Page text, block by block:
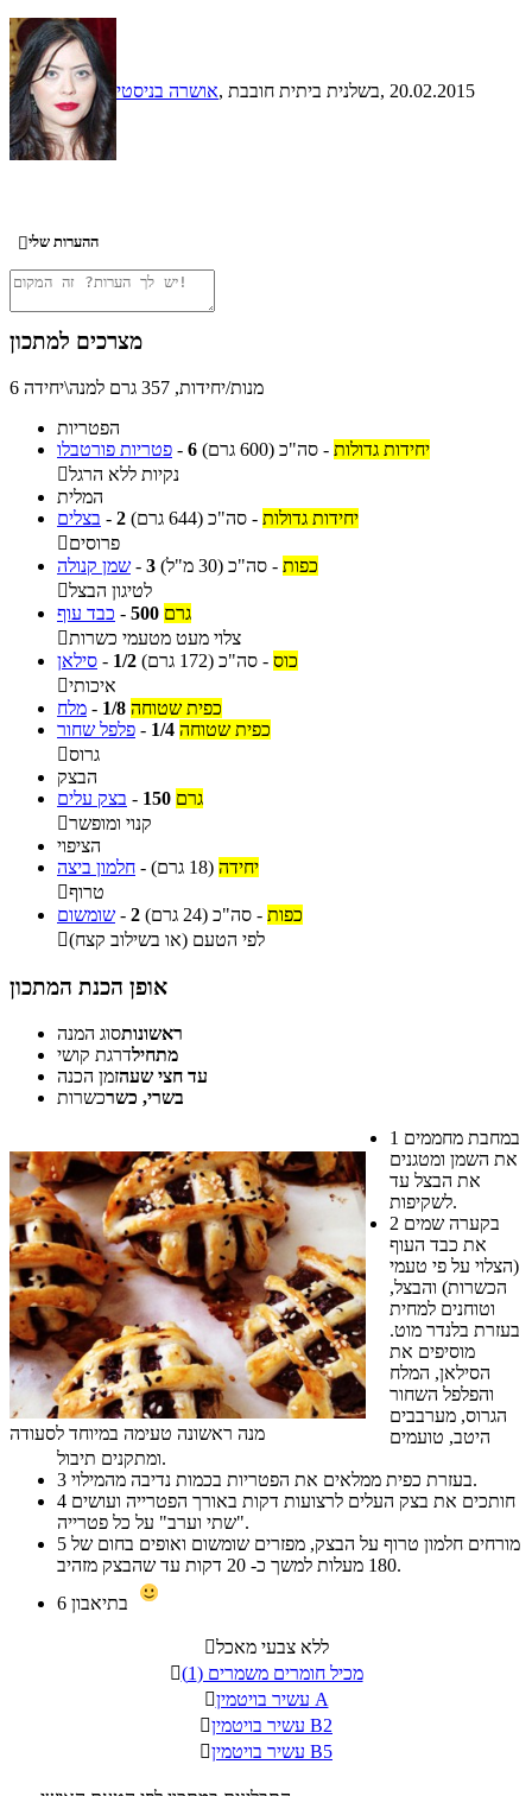
אושרה בניסטי , בשלנית ביתית חובבת, 20.02.2015
ההערות שלי
מצרכים למתכון
6 מנות/יחידות, 357 גרם למנה\יחידה
הפטריות
פטריות פורטבלו - 6 יחידות גדולות - סה"כ (600 גרם)
נקיות ללא הרגל
המלית
בצלים - 2 יחידות גדולות - סה"כ (644 גרם)
פרוסים
שמן קנולה - 3 כפות - סה"כ (30 מ"ל)
לטיגון הבצל
כבד עוף - 500 גרם
צלוי מעט מטעמי כשרות
סילאן - 1/2 כוס - סה"כ (172 גרם)
איכותי
מלח - 1/8 כפית שטוחה
פלפל שחור - 1/4 כפית שטוחה
גרוס
הבצק
בצק עלים - 150 גרם
קנוי ומופשר
הציפוי
חלמון ביצה - יחידה (18 גרם)
טרוף
שומשום - 2 כפות - סה"כ (24 גרם)
לפי הטעם (או בשילוב קצח)
אופן הכנת המתכון
ראשונותסוג המנה
מתחילדרגת קושי
עד חצי שעהזמן הכנה
בשרי, כשרכשרות
מנה ראשונה טעימה במיוחד לסעודה
1
את השמן ומטגנים
את הבצל עד
לשקיפות.
2
את כבד העוף
(הצלוי על פי טעמי
הכשרות) והבצל,
וטוחנים למחית
בעזרת בלנדר מוט.
מוסיפים את
הסילאן, המלח
והפלפל השחור
הגרוס, מערבבים
היטב, טועמים
ומתקנים תיבול.
3
בעזרת כפית ממלאים את הפטריות בכמות נדיבה מהמילוי.
4
"שתי וערב" על כל פטרייה.
5
180 מעלות למשך כ- 20 דקות עד שהבצק מזהיב.
6
ללא צבעי מאכל

מכיל חומרים משמרים (1)

עשיר בויטמין A

עשיר בויטמין B2

עשיר בויטמין B5